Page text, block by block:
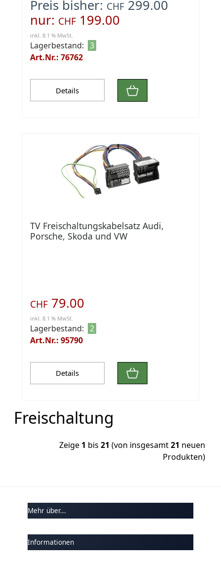
Preis bisher: CHF 299.00
nur: CHF 199.00
inkl. 8.1 % MwSt.
Lagerbestand: 3
Art.Nr.: 76762
Details
TV Freischaltungskabelsatz Audi,
Porsche, Skoda und VW
CHF 79.00
inkl. 8.1 % MwSt.
Lagerbestand: 2
Art.Nr.: 95790
Details
Freischaltung
Zeige 1 bis 21 (von insgesamt21 neuen
Produkten)
Mehr über...
Informationen